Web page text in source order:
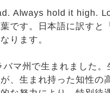
Always hold it high.
です。日本語に訳す
ります。
マ州で生まれました
、生まれ持った知性